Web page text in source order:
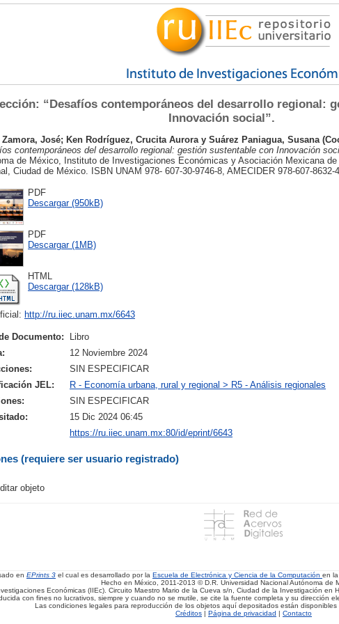
“Desafíos contemporáneos del desarrollo regional:
Innovación social”.
Zamora, José; Ken Rodríguez, Crucita Aurora y Suárez Paniagua, Susana
contemporáneos del desarrollo regional: gestión sustentable con Innovación
de México, Instituto de Investigaciones Económicas y Asociación Mexicana
Ciudad de México. ISBN UNAM 978- 607-30-9746-8, AMECIDER 978-607-8632-
PDF
Descargar (950kB)
PDF
Descargar (1MB)
HTML
Descargar (128kB)
http://ru.iiec.unam.mx/6643
Documento:
Libro
12 Noviembre 2024
SIN ESPECIFICAR
JEL:
R - Economía urbana, rural y regional > R5 - Análisis regionales
SIN ESPECIFICAR
15 Dic 2024 06:45
https://ru.iiec.unam.mx:80/id/eprint/6643
(requiere ser usuario registrado)
objeto
en EPrints 3 el cual es desarrollado por la Escuela de Electrónica y Ciencia de la Computación en
Hecho en México, 2011-2013 © D.R. Universidad Nacional Autónoma de
Económicas (IIEc). Circuito Maestro Mario de la Cueva s/n, Ciudad de la Investigación en
con fines no lucrativos, siempre y cuando no se mutile, se cite la fuente completa y su dirección
Las condiciones legales para reproducción de los objetos aquí depositados están disponibles
Créditos | Página de privacidad | Contacto